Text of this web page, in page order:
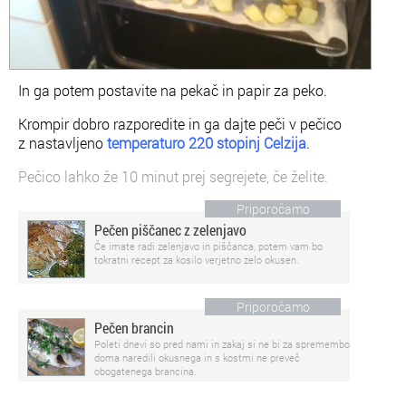
In ga potem postavite na pekač in papir za peko.
Krompir dobro razporedite in ga dajte peči v pečico
z nastavljenotemperaturo 220 stopinj Celzija.
Pečico lahko že 10 minut prej segrejete, če želite.
Priporočamo
Pečen piščanec z zelenjavo
Če imate radi zelenjavo in piščanca, potem vam bo
tokratni recept za kosilo verjetno zelo okusen.
Priporočamo
Pečen brancin
Poleti dnevi so pred nami in zakaj si ne bi za spremembo
doma naredili okusnega in s kostmi ne preveč
obogatenega brancina.